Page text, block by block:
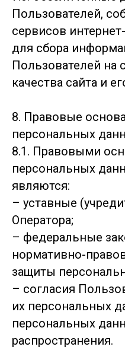
Пользователей,
сервисов
для сбора
Пользователей на
качества сайта и
8. Правовые
персональных
8.1. Правовыми
персональных
являются:
– уставные
Оператора;
– федеральные
нормативно-
защиты
– согласия
их персональных
персональных
распространения.